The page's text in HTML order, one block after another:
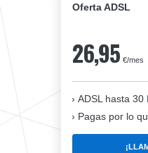
Oferta ADSL
26,95 €/mes
ADSL hasta 30
Pagas por lo